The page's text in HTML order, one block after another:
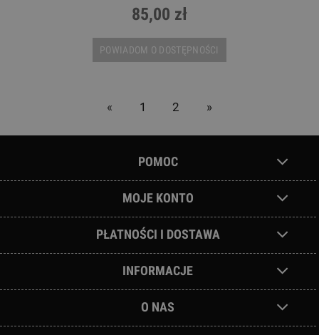
85,00 zł
POWIADOM O DOSTĘPNOŚCI
« 1 2 »
POMOC
MOJE KONTO
PŁATNOŚCI I DOSTAWA
INFORMACJE
O NAS